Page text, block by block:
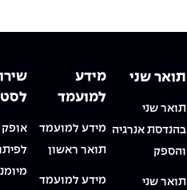
תואר שני
תואר שני
בהנדסת אנרגיה
והספק
תואר שני
מידע
למועמד
מידע למועמד
תואר ראשון
מידע למועמד
אופק